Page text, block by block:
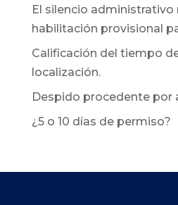
El silencio administrativo
habilitación provisional
Calificación del tiempo
localización.
Despido procedente por
¿5 o 10 días de permiso?